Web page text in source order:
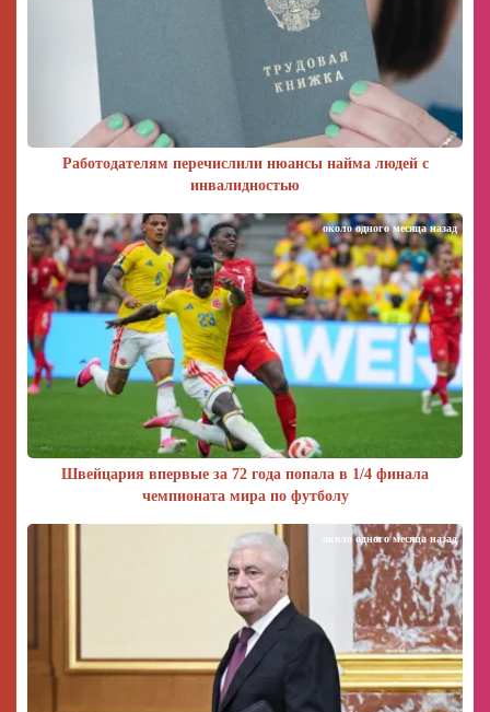
Работодателям перечислили нюансы найма людей с
инвалидностью
Швейцария впервые за 72 года попала в 1/4 финала
чемпионата мира по футболу
около одного месяца назад
около одного месяца назад